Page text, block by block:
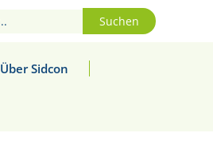
Suchen
Über Sidcon